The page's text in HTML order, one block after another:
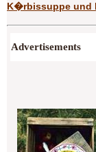
K�rbissuppe
Advertisements